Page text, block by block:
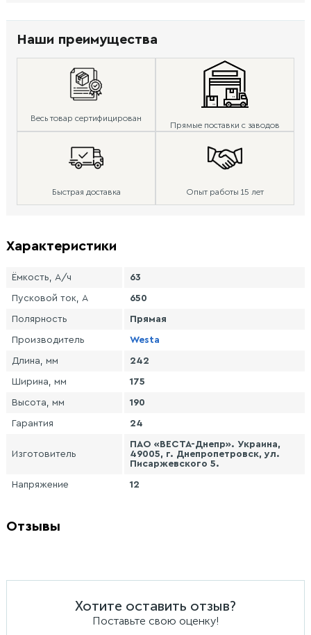
Наши преимущества
Весь товар сертифицирован
Прямые поставки с заводов
Быстрая доставка Опыт работы 15 лет
Характеристики
Ёмкость, А/ч 63
Пусковой ток, А 650
Полярность Прямая
Производитель Westa
Длина, мм 242
Ширина, мм 175
Высота, мм 190
Гарантия 24
Изготовитель
ПАО «ВЕСТА-Днепр». Украина,
49005, г. Днепропетровск, ул.
Писаржевского 5.
Напряжение 12
Отзывы
Хотите оставить отзыв?
Поставьте свою оценку!